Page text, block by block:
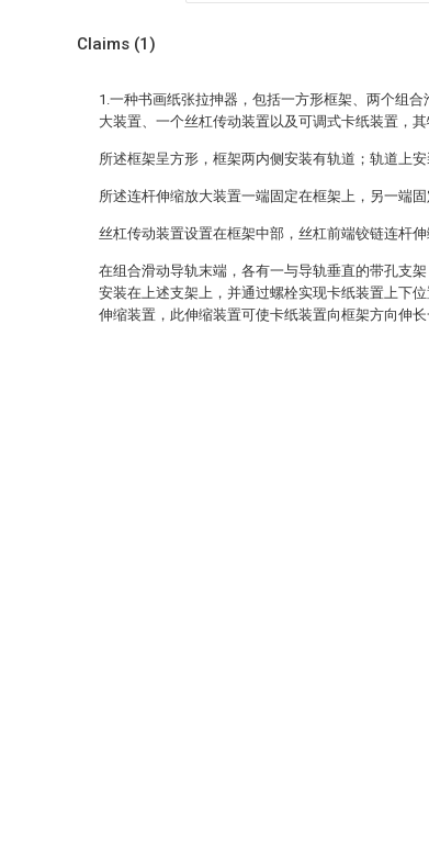
Claims (1)
1.一种书画纸张拉抻器，包括一方形框架、两个组
大装置、一个丝杠传动装置以及可调式卡纸装置，
所述框架呈方形，框架两内侧安装有轨道；轨道上
所述连杆伸缩放大装置一端固定在框架上，另一端
丝杠传动装置设置在框架中部，丝杠前端铰链连杆
在组合滑动导轨末端，各有一与导轨垂直的带孔支
安装在上述支架上，并通过螺栓实现卡纸装置上下
伸缩装置，此伸缩装置可使卡纸装置向框架方向伸